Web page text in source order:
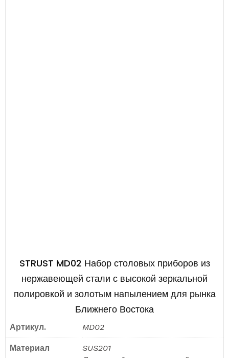
STRUST MD02 Набор столовых приборов из
нержавеющей стали с высокой зеркальной
полировкой и золотым напылением для рынка
Ближнего Востока
Артикул. MD02
Материал
SUS201